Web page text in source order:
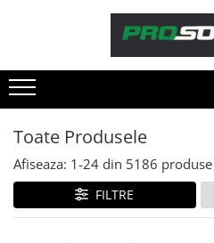
Sonorizare / PA
Adaptoare phantom
Adresare publica 100V
Amplificatoare Audio
Boxe Audio
Toate Produsele
Afiseaza: 1-24 din 5186 produse
FILTRE